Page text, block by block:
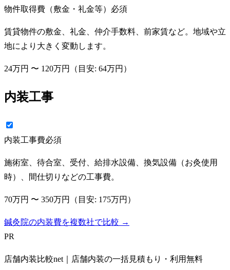
物件取得費（敷金・礼金等） 必須
賃貸物件の敷金、礼金、仲介手数料、前家賃など。地域や立
地により大きく変動します。
24万円 〜 120万円 （目安: 64万円 ）
内装工事
内装工事費必須
施術室、待合室、受付、給排水設備、換気設備（お灸使用
時）、間仕切りなどの工事費。
70万円 〜 350万円 （目安: 175万円 ）
鍼灸院の内装費を複数社で比較 →
PR
店舗内装比較net｜店舗内装の一括見積もり・利用無料